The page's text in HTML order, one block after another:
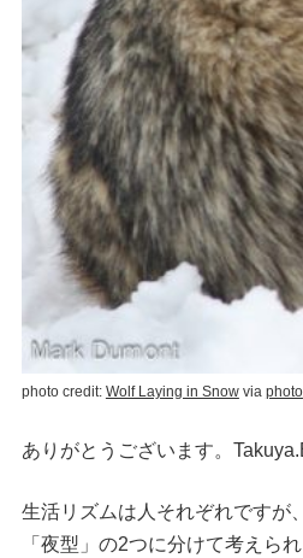
photo credit: Wolf Laying in Snowvia
ありがとうございます。
生活リズムは人それぞれですが
「夜型」の2つに分けて考えら